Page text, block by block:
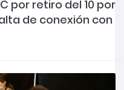
por retiro del 10 por
de conexión con